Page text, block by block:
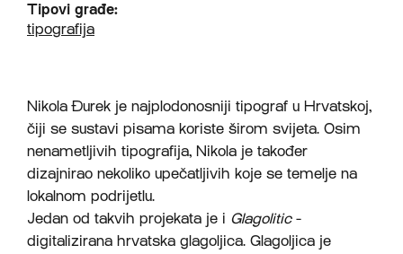
Tipovi građe:
tipografija
Nikola Đurek je najplodonosniji tipograf u Hrvatskoj,
čiji se sustavi pisama koriste širom svijeta. Osim
nenametljivih tipografija, Nikola je također
dizajnirao nekoliko upečatljivih koje se temelje na
lokalnom podrijetlu.
Jedan od takvih projekata je i Glagolitic-
digitalizirana hrvatska glagoljica. Glagoljica je